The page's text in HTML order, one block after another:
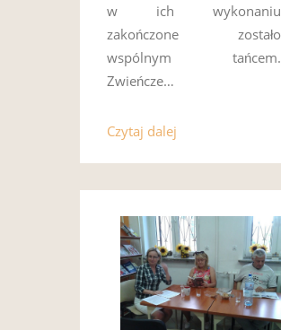
w ich wykonaniu
zakończone zostało
wspólnym tańcem.
Zwieńcze…
Czytaj dalej